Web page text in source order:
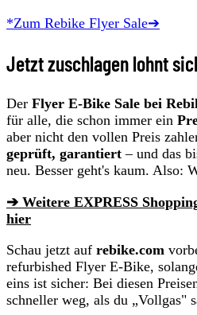
*Zum Rebike Flyer Sale➔
Jetzt zuschlagen lohnt
Der Flyer E-Bike Sale bei
für alle, die schon immer ein
aber nicht den vollen Preis
geprüft, garantiert – und das
neu. Besser geht's kaum. Also:
➔ Weitere EXPRESS
hier
Schau jetzt auf rebike.com
refurbished Flyer E-Bike,
eins ist sicher: Bei diesen
schneller weg, als du „Vollgas"